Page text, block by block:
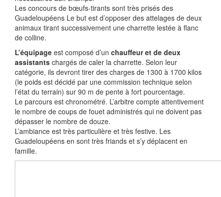
Les concours de bœufs-tirants sont très prisés des
Guadeloupéens Le but est d’opposer des attelages de deux
animaux tirant successivement une charrette lestée à flanc
de colline.
L’équipage est composé d’un chauffeur et de deux
assistants chargés de caler la charrette. Selon leur
catégorie, ils devront tirer des charges de 1300 à 1700 kilos
(le poids est décidé par une commission technique selon
l’état du terrain) sur 90 m de pente à fort pourcentage.
Le parcours est chronométré. L’arbitre compte attentivement
le nombre de coups de fouet administrés qui ne doivent pas
dépasser le nombre de douze.
L’ambiance est très particulière et très festive. Les
Guadeloupéens en sont très friands et s’y déplacent en
famille.